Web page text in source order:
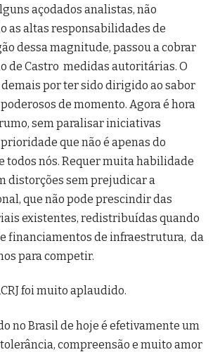
açodados analistas, não
as altas responsabilidades de
dessa magnitude, passou a cobrar
de Castro medidas autoritárias. O
por ter sido dirigido ao sabor
de momento. Agora é hora
sem paralisar iniciativas
que não é apenas do
todos nós. Requer muita habilidade
distorções sem prejudicar a
que não pode prescindir das
existentes, redistribuídas quando
financiamentos de infraestrutura, da
para competir.
foi muito aplaudido.
no Brasil de hoje é efetivamente um
compreensão e muito amor